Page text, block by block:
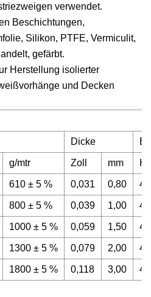
verwendet.
Beschichtungen,
Silikon, PTFE, Vermiculit,
gefärbt.
Herstellung isolierter
und Decken
Dicke
g/mtr Zoll mm
610 ± 5 % 0,031 0,80 40
800 ± 5 % 0,039 1,00 40
1000 ± 5 % 0,059 1,50 40
1300 ± 5 % 0,079 2,00 40
1800 ± 5 % 0,118 3,00 40